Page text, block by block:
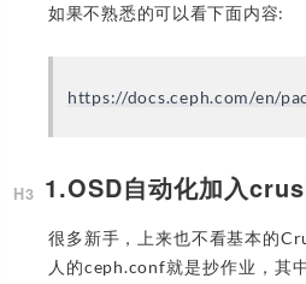
如果不熟悉的可以看下面内容:
https://docs.ceph.com/en/
1.OSD自动化加入
很多新手，上来也不看基本的
人的ceph.conf就是抄作业，其